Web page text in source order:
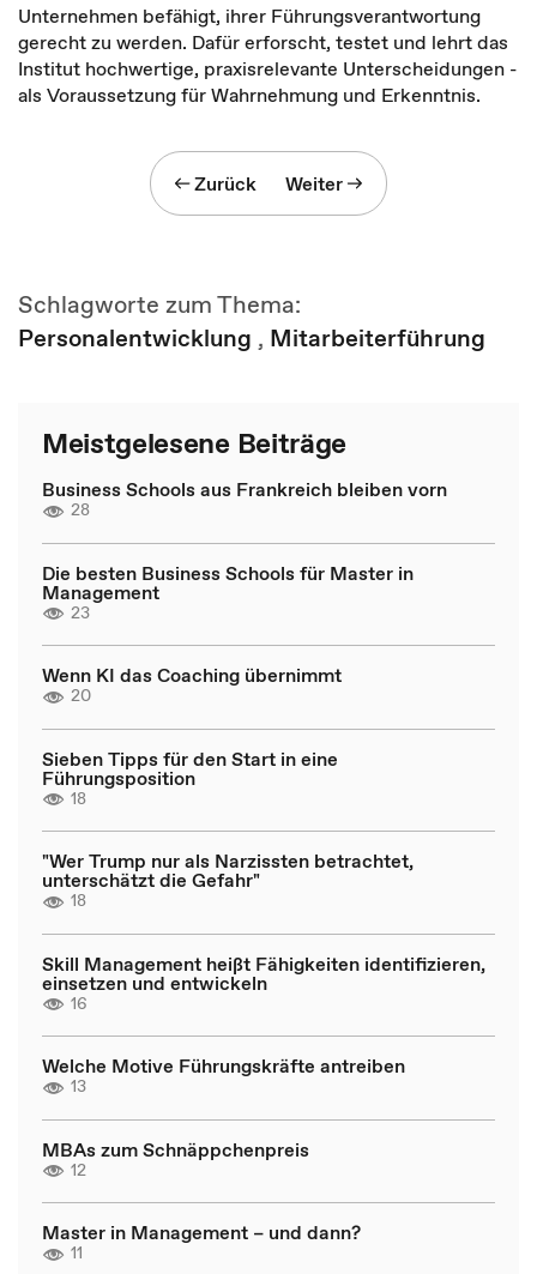
Unternehmen befähigt, ihrer Führungsverantwortung
gerecht zu werden. Dafür erforscht, testet und lehrt das
Institut hochwertige, praxisrelevante Unterscheidungen -
als Voraussetzung für Wahrnehmung und Erkenntnis.
Zurück Weiter
Schlagworte zum Thema:
Personalentwicklung , Mitarbeiterführung
Meistgelesene Beiträge
Business Schools aus Frankreich bleiben vorn
28
Die besten Business Schools für Master in
Management
23
Wenn KI das Coaching übernimmt
20
Sieben Tipps für den Start in eine
Führungsposition
18
"Wer Trump nur als Narzissten betrachtet,
unterschätzt die Gefahr"
18
Skill Management heißt Fähigkeiten identifizieren,
einsetzen und entwickeln
16
Welche Motive Führungskräfte antreiben
13
MBAs zum Schnäppchenpreis
12
Master in Management – und dann?
11